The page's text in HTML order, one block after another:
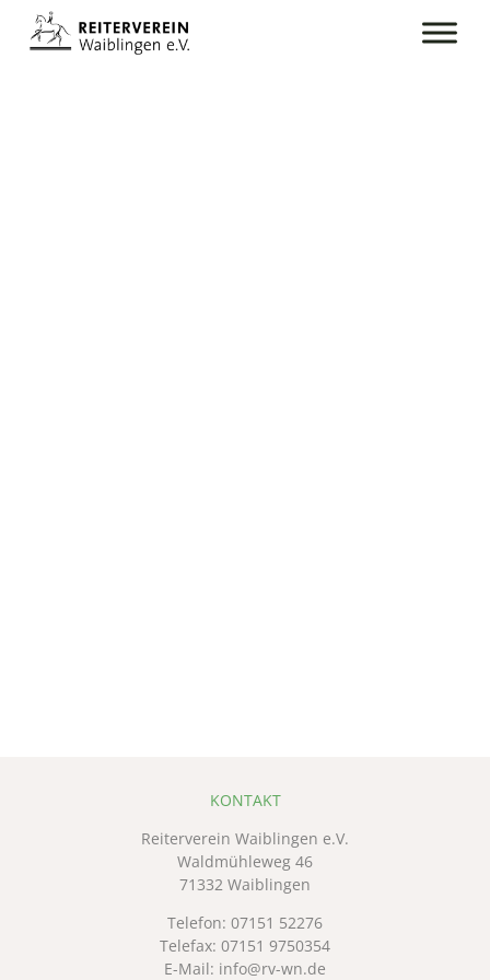
KONTAKT
Reiterverein Waiblingen e.V.
Waldmühleweg 46
71332 Waiblingen
Telefon: 07151 52276
Telefax: 07151 9750354
E-Mail: info@rv-wn.de